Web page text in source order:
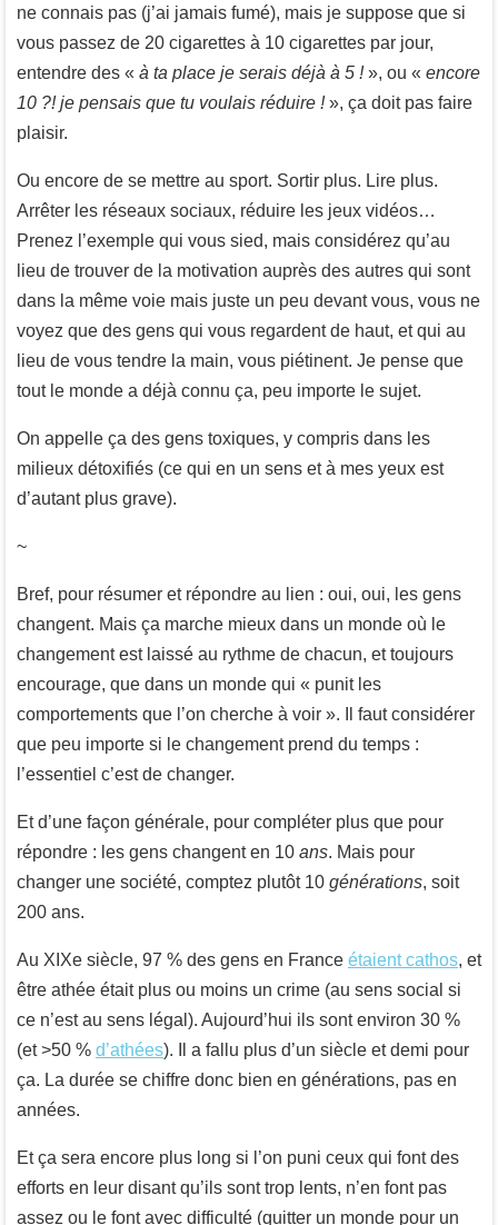
ne connais pas (j’ai jamais fumé), mais je suppose que si
vous passez de 20 cigarettes à 10 cigarettes par jour,
entendre des « à ta place je serais déjà à 5 !», ou « encore
10 ?! je pensais que tu voulais réduire !», ça doit pas faire
plaisir.
Ou encore de se mettre au sport. Sortir plus. Lire plus.
Arrêter les réseaux sociaux, réduire les jeux vidéos…
Prenez l’exemple qui vous sied, mais considérez qu’au
lieu de trouver de la motivation auprès des autres qui sont
dans la même voie mais juste un peu devant vous, vous ne
voyez que des gens qui vous regardent de haut, et qui au
lieu de vous tendre la main, vous piétinent. Je pense que
tout le monde a déjà connu ça, peu importe le sujet.
On appelle ça des gens toxiques, y compris dans les
milieux détoxifiés (ce qui en un sens et à mes yeux est
d’autant plus grave).
~
Bref, pour résumer et répondre au lien : oui, oui, les gens
changent. Mais ça marche mieux dans un monde où le
changement est laissé au rythme de chacun, et toujours
encourage, que dans un monde qui « punit les
comportements que l’on cherche à voir ». Il faut considérer
que peu importe si le changement prend du temps :
l’essentiel c’est de changer.
Et d’une façon générale, pour compléter plus que pour
répondre : les gens changent en 10 ans. Mais pour
changer une société, comptez plutôt 10 générations, soit
200 ans.
Au XIXe siècle, 97 % des gens en France étaient cathos, et
être athée était plus ou moins un crime (au sens social si
ce n’est au sens légal). Aujourd’hui ils sont environ 30 %
(et >50 % d’athées). Il a fallu plus d’un siècle et demi pour
ça. La durée se chiffre donc bien en générations, pas en
années.
Et ça sera encore plus long si l’on puni ceux qui font des
efforts en leur disant qu’ils sont trop lents, n’en font pas
assez ou le font avec difficulté (quitter un monde pour un